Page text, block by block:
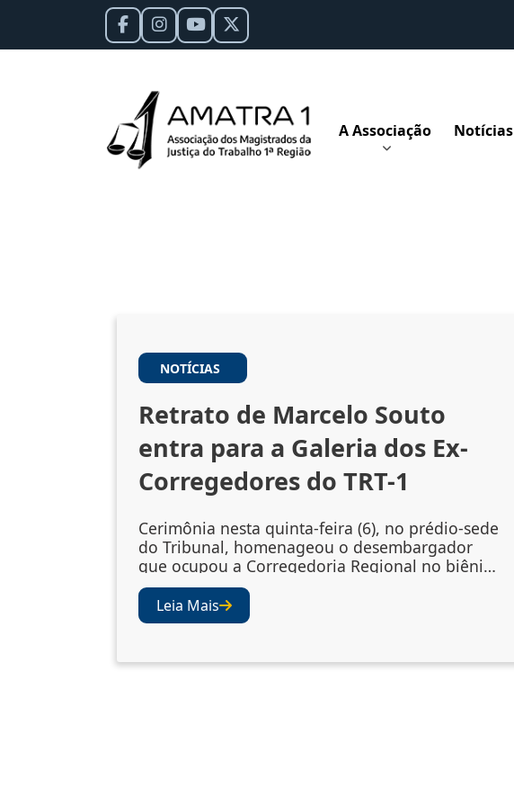
A Associação Notícias
NOTÍCIAS
Retrato de Marcelo Souto
entra para a Galeria dos Ex-
Corregedores do TRT-1
Cerimônia nesta quinta-feira (6), no prédio-sede
do Tribunal, homenageou o desembargador
que ocupou a Corregedoria Regional no biênio
2023/2025 A cerimônia de descerramento do
retrato do desembargador Marcelo Augusto
Souto de Oliveira, corregedor regional no
(6), no Salão Nobre do TRT-1. A solenidade
Leia Mais